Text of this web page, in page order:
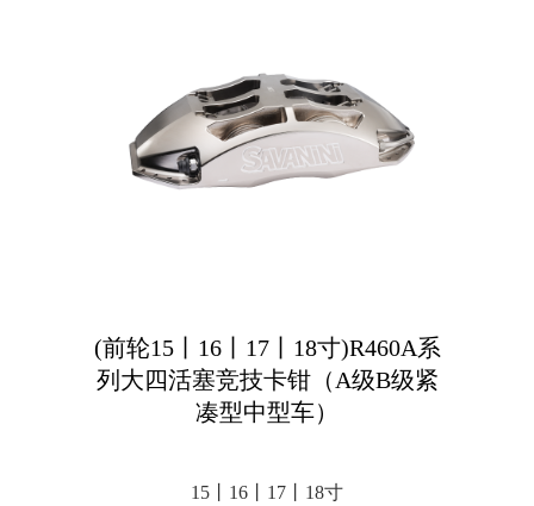
(前轮15丨16丨17丨18寸)R460A系
列大四活塞竞技卡钳（A级B级紧
凑型中型车）
15丨16丨17丨18寸